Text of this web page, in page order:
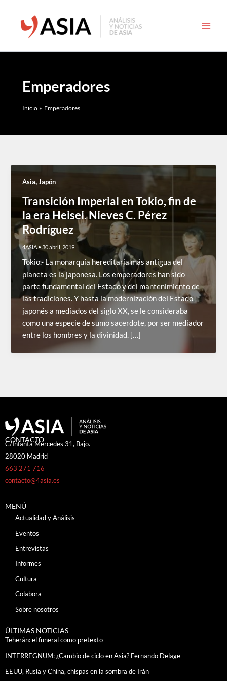
contenido
Emperadores
Inicio Emperadores
Asia,Japón
Transición Imperial en Tokio, fin de
la era Heisei. Nieves C. Pérez
Rodríguez
4ASIA •30 abril, 2019
Tokio.- La monarquía hereditaria más antigua del
planeta es la japonesa. Los emperadores han sido
parte fundamental del Estado y del mantenimiento de
las tradiciones. Y hasta la modernización del Estado
japonés a mediados del siglo XX, se le consideraba
como una especie de sumo sacerdote, por ser mediador
entre los hombres y la divinidad. […]
CONTACTO
C/Infanta Mercedes 31, Bajo.
28020 Madrid
663 271 716
contacto@4asia.es
MENÚ
Actualidad y Análisis
Eventos
Entrevistas
Informes
Cultura
Colabora
Sobre nosotros
ÚLTIMAS NOTICIAS
Teherán: el funeral como pretexto
INTERREGNUM: ¿Cambio de ciclo en Asia? Fernando Delage
EEUU, Rusia y China, chispas en la sombra de Irán